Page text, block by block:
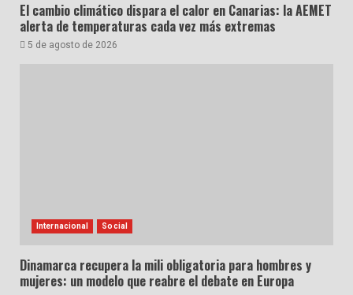
El cambio climático dispara el calor en Canarias: la AEMET
alerta de temperaturas cada vez más extremas
5 de agosto de 2026
Internacional Social
Dinamarca recupera la mili obligatoria para hombres y
mujeres: un modelo que reabre el debate en Europa